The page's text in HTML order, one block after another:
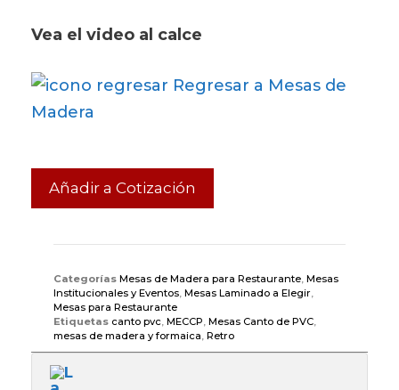
Vea el video al calce
Regresar a Mesas de
Madera
Añadir a Cotización
Categorías Mesas de Madera para Restaurante Mesas
Institucionales y Eventos Mesas Laminado a Elegir
Mesas para Restaurante
Etiquetas canto pvc MECCP Mesas Canto de PVC
mesas de madera y formaica Retro